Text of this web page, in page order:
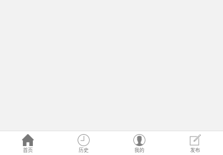
首页 历史 我的 发布